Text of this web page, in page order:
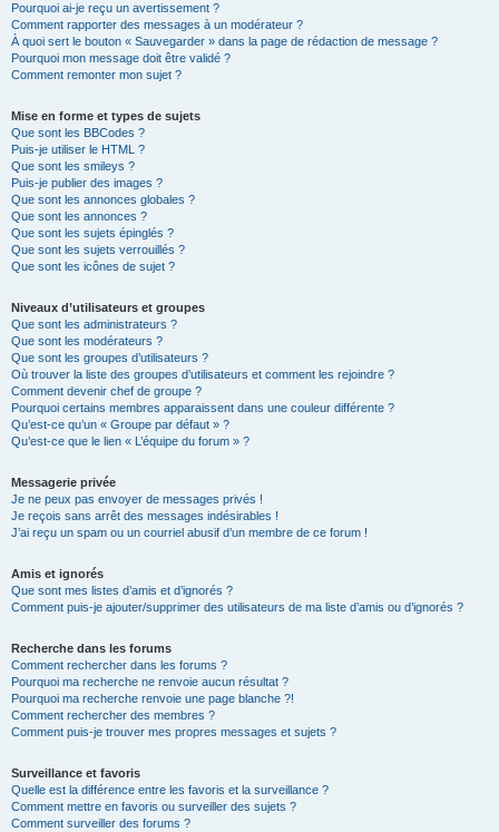
Pourquoi ai-je reçu un avertissement ?
Comment rapporter des messages à un modérateur ?
À quoi sert le bouton « Sauvegarder » dans la page de rédaction de message ?
Pourquoi mon message doit être validé ?
Comment remonter mon sujet ?
Mise en forme et types de sujets
Que sont les BBCodes ?
Puis-je utiliser le HTML ?
Que sont les smileys ?
Puis-je publier des images ?
Que sont les annonces globales ?
Que sont les annonces ?
Que sont les sujets épinglés ?
Que sont les sujets verrouillés ?
Que sont les icônes de sujet ?
Niveaux d’utilisateurs et groupes
Que sont les administrateurs ?
Que sont les modérateurs ?
Que sont les groupes d’utilisateurs ?
Où trouver la liste des groupes d’utilisateurs et comment les rejoindre ?
Comment devenir chef de groupe ?
Pourquoi certains membres apparaissent dans une couleur différente ?
Qu’est-ce qu’un « Groupe par défaut » ?
Qu’est-ce que le lien « L’équipe du forum » ?
Messagerie privée
Je ne peux pas envoyer de messages privés !
Je reçois sans arrêt des messages indésirables !
J’ai reçu un spam ou un courriel abusif d’un membre de ce forum !
Amis et ignorés
Que sont mes listes d’amis et d’ignorés ?
Comment puis-je ajouter/supprimer des utilisateurs de ma liste d’amis ou d’ignorés ?
Recherche dans les forums
Comment rechercher dans les forums ?
Pourquoi ma recherche ne renvoie aucun résultat ?
Pourquoi ma recherche renvoie une page blanche ?!
Comment rechercher des membres ?
Comment puis-je trouver mes propres messages et sujets ?
Surveillance et favoris
Quelle est la différence entre les favoris et la surveillance ?
Comment mettre en favoris ou surveiller des sujets ?
Comment surveiller des forums ?